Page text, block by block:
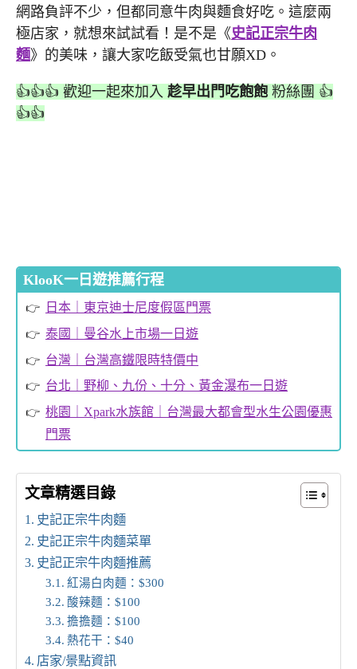
網路負評不少，但都同意牛肉與麵食好吃。這麼兩
極店家，就想來試試看！是不是《史記正宗牛肉
麵》的美味，讓大家吃飯受氣也甘願XD。
👍👍👍 歡迎一起來加入 趁早出門吃飽飽 粉絲團 👍
👍👍
KlooK一日遊推薦行程
日本｜東京迪士尼度假區門票
泰國｜曼谷水上市場一日遊
台灣｜台灣高鐵限時特價中
台北｜野柳、九份、十分、黃金瀑布一日遊
桃園｜Xpark水族館｜台灣最大都會型水生公園優惠
門票
文章精選目錄
史記正宗牛肉麵
史記正宗牛肉麵菜單
史記正宗牛肉麵推薦
紅湯白肉麵：$300
酸辣麵：$100
擔擔麵：$100
熱花干：$40
店家/景點資訊